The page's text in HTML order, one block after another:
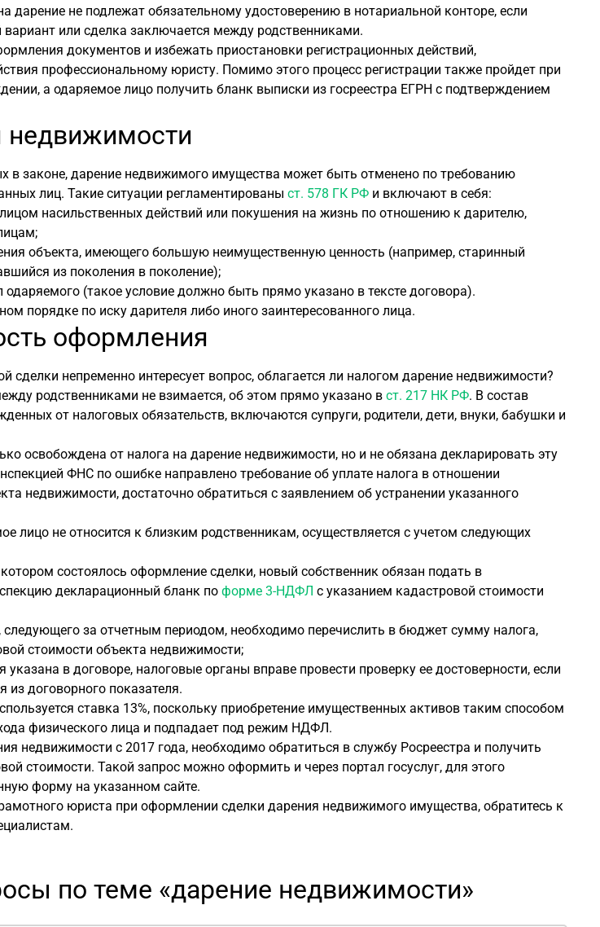
дарение не подлежат обязательному удостоверению в нотариальной конторе, если
или сделка заключается между родственниками.
документов и избежать приостановки регистрационных действий,
профессиональному юристу. Помимо этого процесс регистрации также пройдет при
а одаряемое лицо получить бланк выписки из госреестра ЕГРН с подтверждением
недвижимости
в законе, дарение недвижимого имущества может быть отменено по требованию
лиц. Такие ситуации регламентированы ст. 578 ГК РФ и включают в себя:
насильственных действий или покушения на жизнь по отношению к дарителю,
объекта, имеющего большую неимущественную ценность (например, старинный
из поколения в поколение);
одаряемого (такое условие должно быть прямо указано в тексте договора).
порядке по иску дарителя либо иного заинтересованного лица.
оформления
сделки непременно интересует вопрос, облагается ли налогом дарение недвижимости?
родственниками не взимается, об этом прямо указано в ст. 217 НК РФ. В состав
от налоговых обязательств, включаются супруги, родители, дети, внуки, бабушки и
освобождена от налога на дарение недвижимости, но и не обязана декларировать эту
ФНС по ошибке направлено требование об уплате налога в отношении
недвижимости, достаточно обратиться с заявлением об устранении указанного
лицо не относится к близким родственникам, осуществляется с учетом следующих
состоялось оформление сделки, новый собственник обязан подать в
декларационный бланк по форме 3-НДФЛ с указанием кадастровой стоимости
следующего за отчетным периодом, необходимо перечислить в бюджет сумму налога,
стоимости объекта недвижимости;
указана в договоре, налоговые органы вправе провести проверку ее достоверности, если
из договорного показателя.
ставка 13%, поскольку приобретение имущественных активов таким способом
физического лица и подпадает под режим НДФЛ.
недвижимости с 2017 года, необходимо обратиться в службу Росреестра и получить
стоимости. Такой запрос можно оформить и через портал госуслуг, для этого
форму на указанном сайте.
юриста при оформлении сделки дарения недвижимого имущества, обратитесь к
по теме «дарение недвижимости»